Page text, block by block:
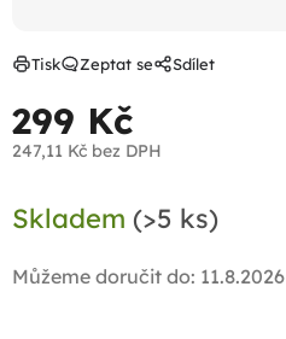
299 Kč
247,11 Kč bez DPH
cena:
Skladem (>5 ks)
Můžeme doručit do: 11.8.2026
Tisk Zeptat se Sdílet